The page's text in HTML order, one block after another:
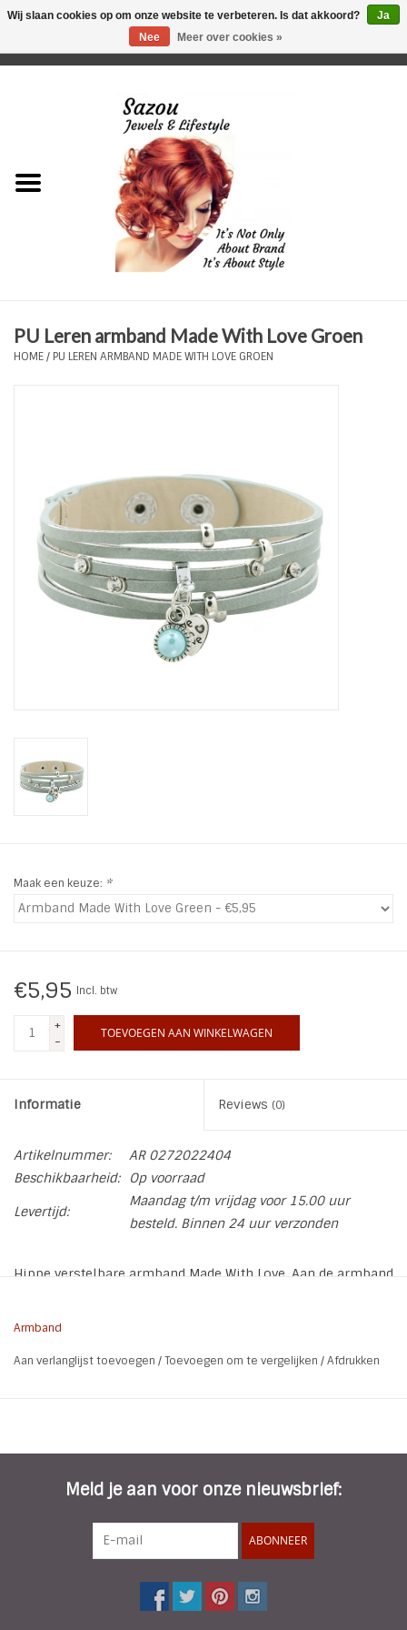
Just for Him
Plus Size Sieraden
Haaraccesoires
Zonnebrillen
Fashion
LIFESTYLE PRODUCTEN
SALE
PU Leren armband Made With Love Groen
HOME/ PU LEREN ARMBAND MADE WITH LOVE GROEN
Maak een keuze: *
€5,95 Incl. btw
+
-
TOEVOEGEN AAN WINKELWAGEN
Informatie Reviews (0)
Artikelnummer:
AR 0272022404
Beschikbaarheid:
Op voorraad
Levertijd:
Maandag t/m vrijdag voor 15.00 uur
besteld. Binnen 24 uur verzonden
Hippe verstelbare armband Made With Love. Aan de armband
hangertje met een turquoise steentje
Kleur: Groen
Sluiting: Drukkers
Armband
Aan verlanglijst toevoegen /Toevoegen om te vergelijken /Afdrukken
Meld je aan voor onze nieuwsbrief:
ABONNEER
Wij slaan cookies op om onze website te verbeteren. Is dat akkoord?
Ja
Nee
Meer over cookies »